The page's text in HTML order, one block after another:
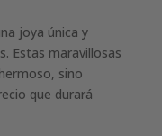
joya única y
Estas maravillosas
sino
que durará